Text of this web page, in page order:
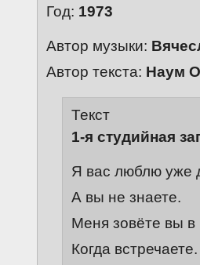
Год: 1973
Автор музыки:
Автор текста: Наум
Текст
1-я студийная
Я вас люблю уже
А вы не знаете.
Меня зовёте вы в
Когда встречаете.